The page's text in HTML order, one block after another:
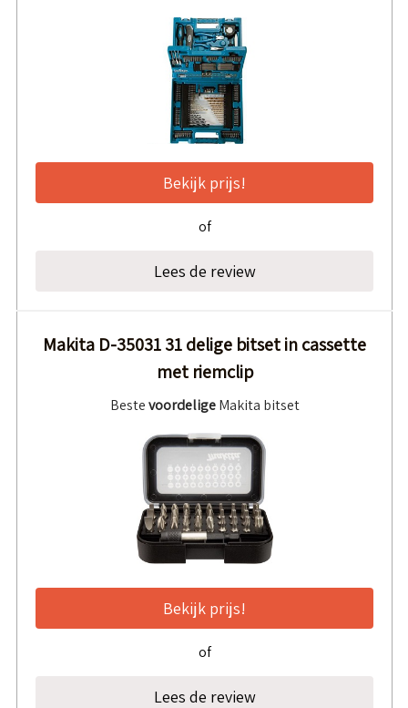
Bekijk prijs!
of
Lees de review
Makita D-35031 31 delige bitset in cassette
met riemclip
BestevoordeligeMakita bitset
Bekijk prijs!
of
Lees de review